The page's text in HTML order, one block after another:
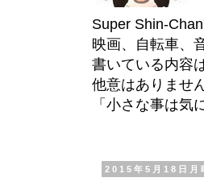
Super Shin-
映画、自転車、
書いている内容
他意はありません
「小さな事は気
2015年5月18日月